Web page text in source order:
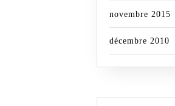
novembre 2015
décembre 2010